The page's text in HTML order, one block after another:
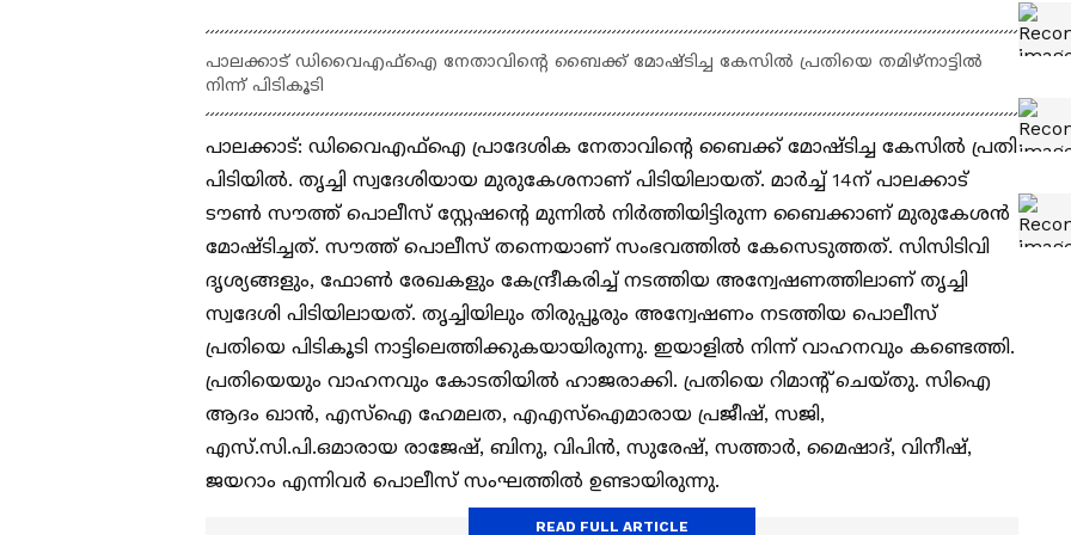
പാലക്കാട് ഡിവൈഎഫ്ഐ നേതാവിൻ്റെ ബൈക്ക് മോഷ്‌ടിച്ച കേസിൽ പ്രതിയെ തമിഴ്‌നാട്ടിൽ
നിന്ന് പിടികൂടി
പാലക്കാട്: ഡിവൈഎഫ്ഐ പ്രാദേശിക നേതാവിൻ്റെ ബൈക്ക് മോഷ്‌ടിച്ച കേസിൽ പ്രതി
പിടിയിൽ. തൃച്ചി സ്വദേശിയായ മുരുകേശനാണ് പിടിയിലായത്. മാർച്ച് 14ന് പാലക്കാട്
ടൗൺ സൗത്ത് പൊലീസ് സ്റ്റേഷൻ്റെ മുന്നിൽ നിർത്തിയിട്ടിരുന്ന ബൈക്കാണ് മുരുകേശൻ
മോഷ്ടിച്ചത്. സൗത്ത് പൊലീസ് തന്നെയാണ് സംഭവത്തിൽ കേസെടുത്തത്. സിസിടിവി
ദൃശ്യങ്ങളും, ഫോൺ രേഖകളും കേന്ദ്രീകരിച്ച് നടത്തിയ അന്വേഷണത്തിലാണ് തൃച്ചി
സ്വദേശി പിടിയിലായത്. തൃച്ചിയിലും തിരുപ്പൂരും അന്വേഷണം നടത്തിയ പൊലീസ്
പ്രതിയെ പിടികൂടി നാട്ടിലെത്തിക്കുകയായിരുന്നു. ഇയാളിൽ നിന്ന് വാഹനവും കണ്ടെത്തി.
പ്രതിയെയും വാഹനവും കോടതിയിൽ ഹാജരാക്കി. പ്രതിയെ റിമാൻ്റ് ചെയ്തു. സിഐ
ആദം ഖാൻ, എസ്ഐ ഹേമലത, എഎസ്ഐമാരായ പ്രജീഷ്, സജി,
എസ്‌.സി.പി.ഒമാരായ രാജേഷ്‌, ബിനു, വിപിന്‍, സുരേഷ്, സത്താര്‍, മൈഷാദ്, വിനീഷ്,
ജയറാം എന്നിവര്‍ പൊലീസ് സംഘത്തിൽ ഉണ്ടായിരുന്നു.
READ FULL ARTICLE